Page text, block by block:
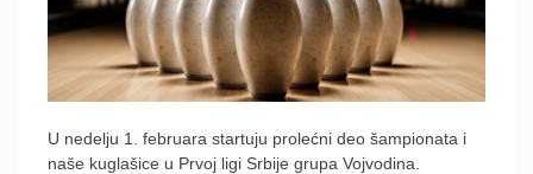
U nedelju 1. februara startuju prolećni deo šampionata i
naše kuglašice u Prvoj ligi Srbije grupa Vojvodina.